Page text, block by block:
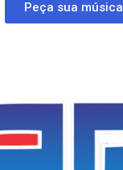
Peça sua música